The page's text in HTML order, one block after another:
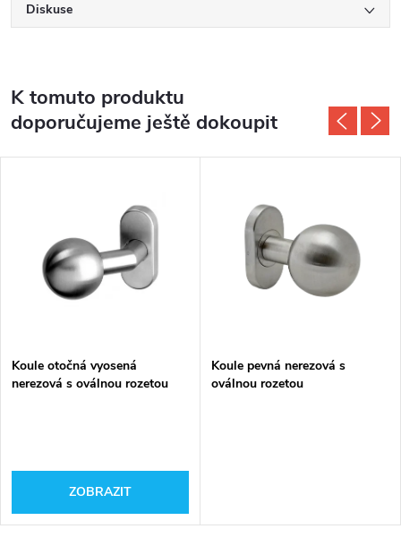
Diskuse
K tomuto produktu
doporučujeme ještě dokoupit
Koule otočná vyosená
nerezová s oválnou rozetou
ZOBRAZIT
Koule pevná nerezová s
oválnou rozetou